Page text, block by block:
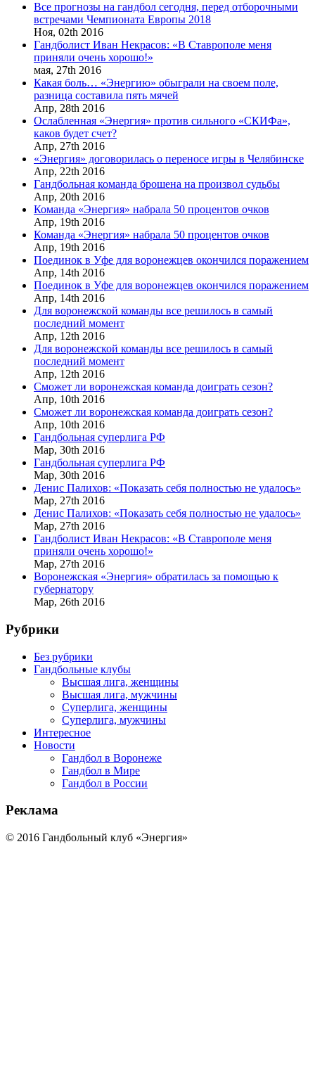
Все прогнозы на гандбол сегодня, перед отборочными
встречами Чемпионата Европы 2018
Ноя, 02th 2016
Гандболист Иван Некрасов: «В Ставрополе меня
приняли очень хорошо!»
мая, 27th 2016
Какая боль… «Энергию» обыграли на своем поле,
разница составила пять мячей
Апр, 28th 2016
Ослабленная «Энергия» против сильного «СКИФа»,
каков будет счет?
Апр, 27th 2016
«Энергия» договорилась о переносе игры в Челябинске
Апр, 22th 2016
Гандбольная команда брошена на произвол судьбы
Апр, 20th 2016
Команда «Энергия» набрала 50 процентов очков
Апр, 19th 2016
Команда «Энергия» набрала 50 процентов очков
Апр, 19th 2016
Поединок в Уфе для воронежцев окончился поражением
Апр, 14th 2016
Поединок в Уфе для воронежцев окончился поражением
Апр, 14th 2016
Для воронежской команды все решилось в самый
последний момент
Апр, 12th 2016
Для воронежской команды все решилось в самый
последний момент
Апр, 12th 2016
Сможет ли воронежская команда доиграть сезон?
Апр, 10th 2016
Сможет ли воронежская команда доиграть сезон?
Апр, 10th 2016
Гандбольная суперлига РФ
Мар, 30th 2016
Гандбольная суперлига РФ
Мар, 30th 2016
Денис Палихов: «Показать себя полностью не удалось»
Мар, 27th 2016
Денис Палихов: «Показать себя полностью не удалось»
Мар, 27th 2016
Гандболист Иван Некрасов: «В Ставрополе меня
приняли очень хорошо!»
Мар, 27th 2016
Воронежская «Энергия» обратилась за помощью к
губернатору
Мар, 26th 2016
Рубрики
Без рубрики
Гандбольные клубы
Высшая лига, женщины
Высшая лига, мужчины
Суперлига, женщины
Суперлига, мужчины
Интересное
Новости
Гандбол в Воронеже
Гандбол в Мире
Гандбол в России
Реклама
© 2016 Гандбольный клуб «Энергия»